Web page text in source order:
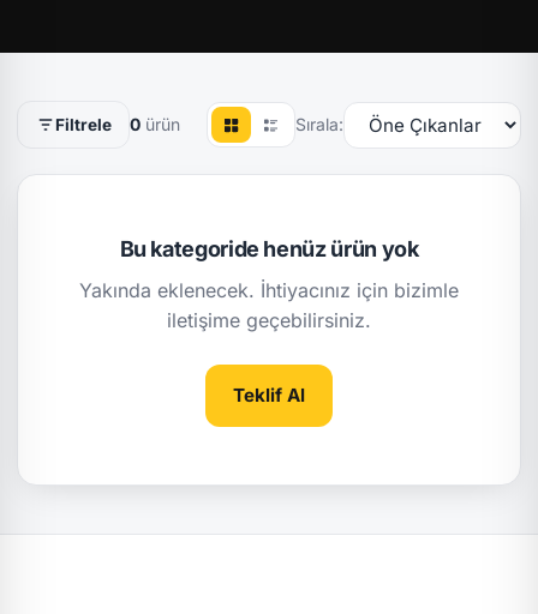
Filtrele 0 ürün Sırala:
Bu kategoride henüz ürün yok
Yakında eklenecek. İhtiyacınız için bizimle
iletişime geçebilirsiniz.
Teklif Al